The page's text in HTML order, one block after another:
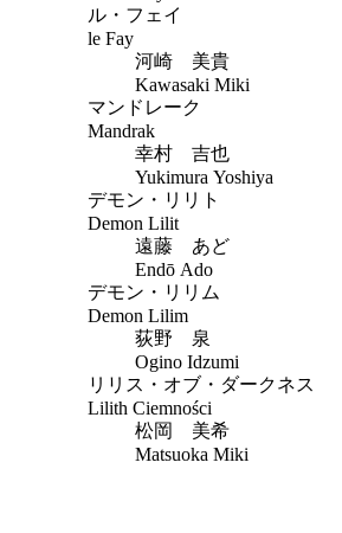
ル・フェイ
le Fay
河崎 美貴
Kawasaki Miki
マンドレーク
Mandrak
幸村 吉也
Yukimura Yoshiya
デモン・リリト
Demon Lilit
遠藤 あど
Endō Ado
デモン・リリム
Demon Lilim
荻野 泉
Ogino Idzumi
リリス・オブ・ダークネス
Lilith Ciemności
松岡 美希
Matsuoka Miki